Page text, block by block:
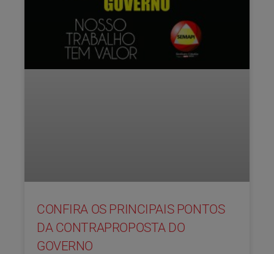
CONFIRA OS PRINCIPAIS PONTOS
DA CONTRAPROPOSTA DO
GOVERNO